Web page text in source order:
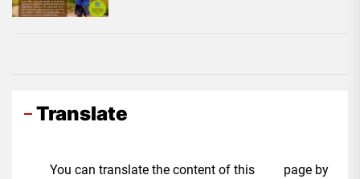
Translate
You can translate the content of this page by